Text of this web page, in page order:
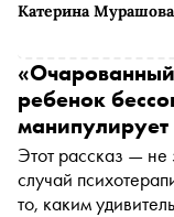
Катерина Мурашова
формируются
в поколение
ребенок
манипулирует
Этот рассказ — не
случай
то, каким